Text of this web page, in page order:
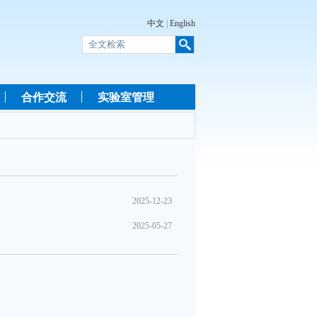
中文 English
合作交流 实验室管理
2025-12-23
2025-05-27